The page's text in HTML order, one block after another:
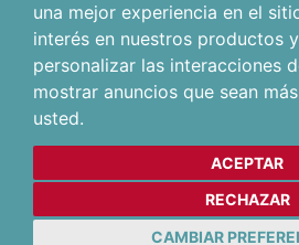
una mejor experiencia en el
interés en nuestros productos
personalizar las interacciones
mostrar anuncios que sean
usted.
ACEPTAR
RECHAZAR
CAMBIAR